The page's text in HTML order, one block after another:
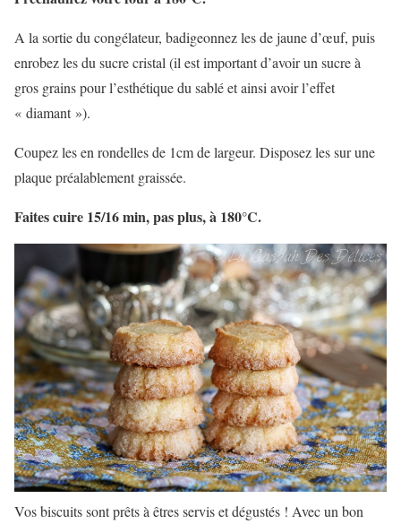
A la sortie du congélateur, badigeonnez les de jaune d’œuf, puis
enrobez les du sucre cristal (il est important d’avoir un sucre à
gros grains pour l’esthétique du sablé et ainsi avoir l’effet
« diamant »).
Coupez les en rondelles de 1cm de largeur. Disposez les sur une
plaque préalablement graissée.
Faites cuire 15/16 min, pas plus, à 180°C.
Vos biscuits sont prêts à êtres servis et dégustés ! Avec un bon